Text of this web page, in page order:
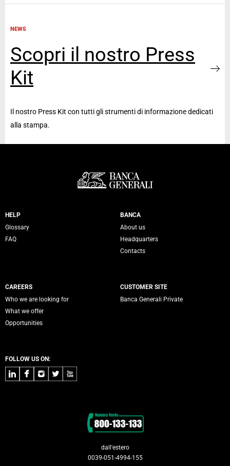
NEWS
Scopri il nostro Press
Kit
Il nostro Press Kit con tutti gli strumenti di informazione dedicati
alla stampa.
Servizi Banca Generali
HELP
Glossary
FAQ
BANCA
About us
Headquarters
Contacts
CAREERS
Who we are looking for
What we offer
Opportunities
CUSTOMER SITE
Banca Generali Private
FOLLOW US ON:
LinkedInFacebook
Instagram
TwitterYoutube
dall'estero
0039-051-4994-155